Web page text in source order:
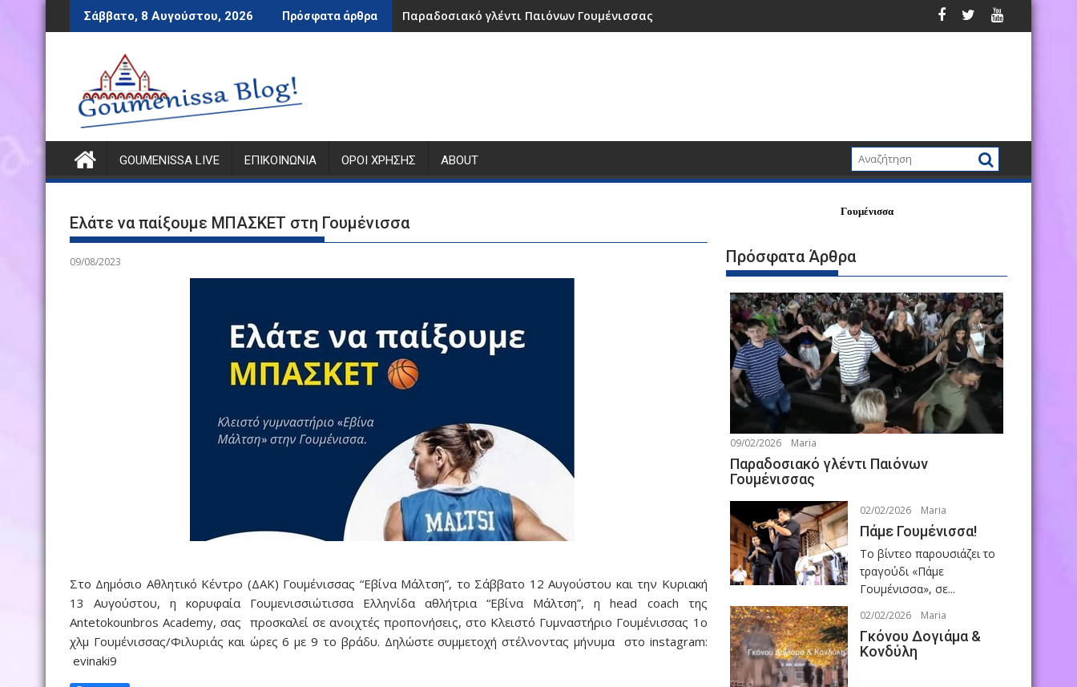
Περάστε
στο
Σάββατο, 8 Αυγούστου, 2026 Πρόσφατα άρθρα Παραδοσιακό γλέντι Παιόνων Γουμένισσας
GOUMENISSA LIVE ΕΠΙΚΟΙΝΩΝΊΑ ΌΡΟΙ ΧΡΉΣΗΣ ABOUT
Ελάτε να παίξουμε ΜΠΑΣΚΕΤ στη Γουμένισσα
09/08/2023
Στο Δημόσιο Αθλητικό Κέντρο (ΔΑΚ) Γουμένισσας “Εβίνα Μάλτση”, το Σάββατο 12 Αυγούστου και την Κυριακή
13 Αυγούστου, η κορυφαία Γουμενισσιώτισσα Ελληνίδα αθλήτρια “Εβίνα Μάλτση”, η head coach της
Antetokounbros Academy, σας προσκαλεί σε ανοιχτές προπονήσεις, στο Κλειστό Γυμναστήριο Γουμένισσας 1ο
χλμ Γουμένισσας/Φιλυριάς και ώρες 6 με 9 το βράδυ. Δηλώστε συμμετοχή στέλνοντας μήνυμα στο instagram:
evinaki9
Γουμένισσα
Πρόσφατα Άρθρα
09/02/2026 Maria
Παραδοσιακό γλέντι Παιόνων
Γουμένισσας
02/02/2026 Maria
Πάμε Γουμένισσα!
Το βίντεο παρουσιάζει το
τραγούδι «Πάμε
Γουμένισσα», σε...
02/02/2026 Maria
Γκόνου Δογιάμα &
Κονδύλη